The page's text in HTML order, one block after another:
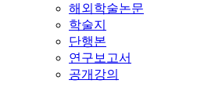
해외학술논문
학술지
단행본
연구보고서
공개강의